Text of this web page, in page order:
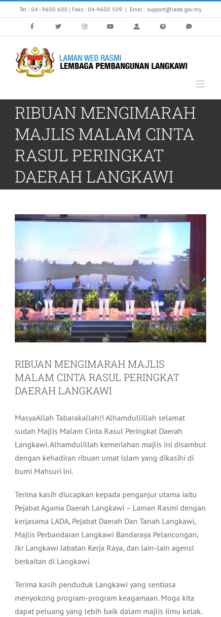
to
Tel : 04 - 9600 600 | Faks : 04-9600 509 | Emel : support@lada.gov.my
RIBUAN MENGIMARAH
MAJLIS MALAM CINTA
RASUL PERINGKAT
DAERAH LANGKAWI
RIBUAN MENGIMARAH MAJLIS
MALAM CINTA RASUL PERINGKAT
DAERAH LANGKAWI
MasyaAllah Tabarakallah!! Alhamdullillah selamat
sudah Majlis Malam Cinta Rasul Peringkat Daerah
Langkawi. Alhamdulillah kemeriahan majlis ini disambut
dengan kehadiran ribuan umat islam yang dikasihi di
bumi Mahsuri ini.
Terima kasih diucapkan kepada penganjur utama iaitu
Pejabat Agama Daerah Langkawi – Laman Rasmi dengan
kerjasama LADA, Pejabat Daerah Dan Tanah Langkawi,
Majlis Perbandaran Langkawi Bandaraya Pelancongan,
Jkr Langkawi Jabatan Kerja Raya, dan lain-lain agensi
berkaitan di Langkawi.
Terima kasih penduduk Langkawi yang sentiasa
menyokong program-program keagamaan. Moga kita
dapat peluang yang lebih baik dalam majlis ilmu kelak.